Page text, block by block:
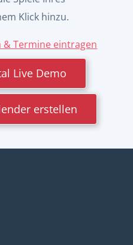
Klick hinzu.
& Termine eintragen
Live Demo
erstellen